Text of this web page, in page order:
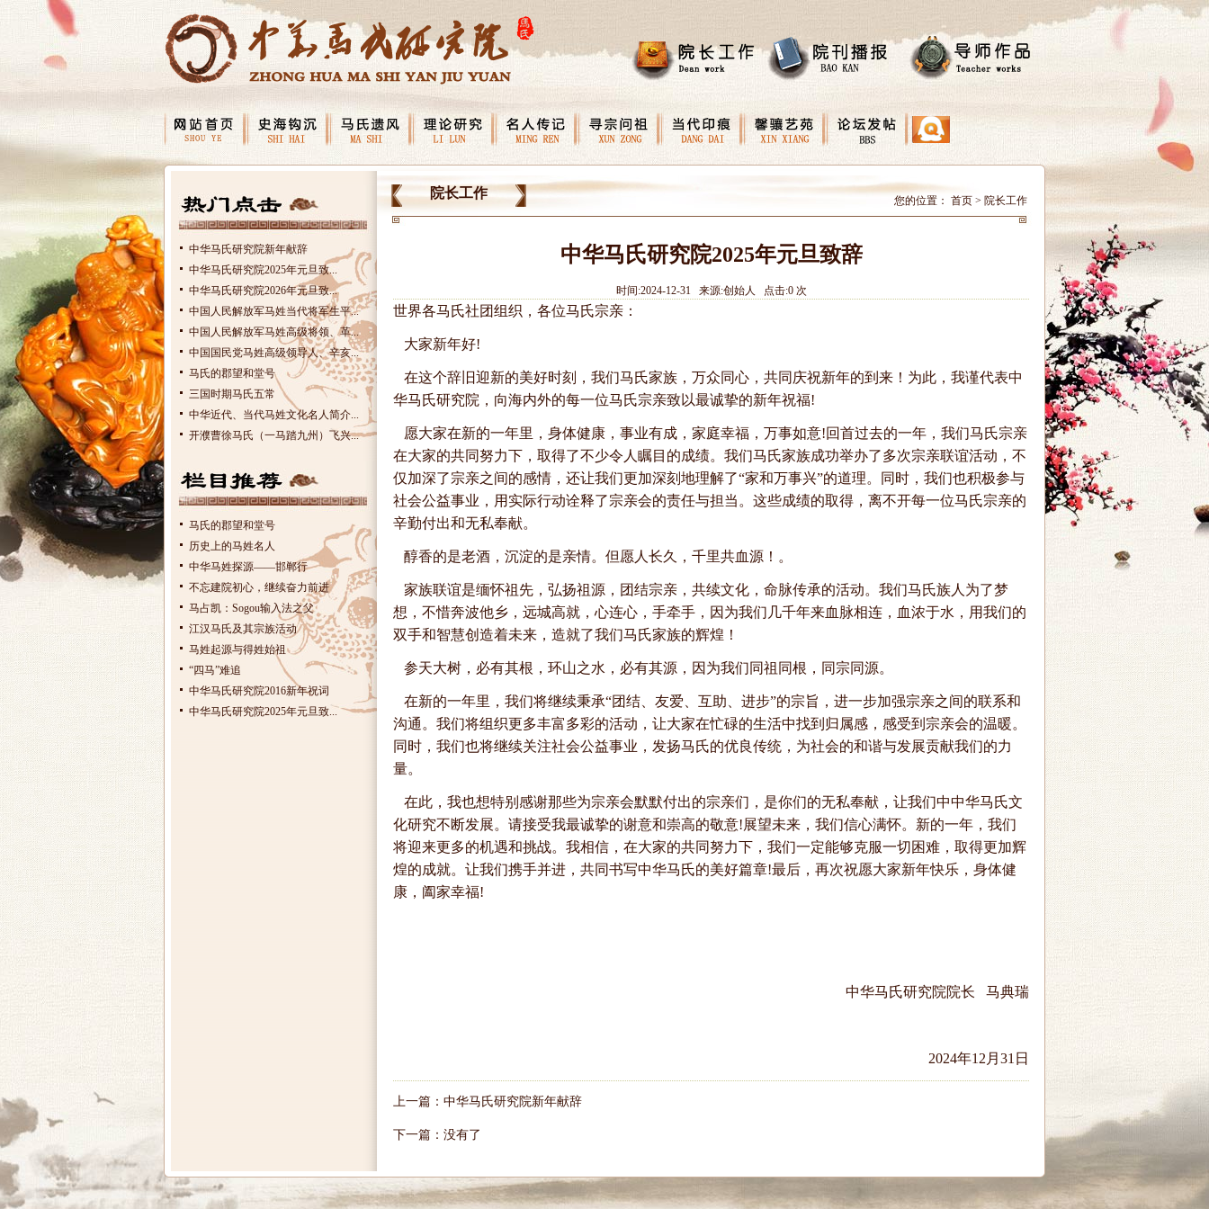
中华马氏研究院新年献辞
中华马氏研究院2025年元旦致...
中华马氏研究院2026年元旦致...
中国人民解放军马姓当代将军生平...
中国人民解放军马姓高级将领、革...
中国国民党马姓高级领导人、辛亥...
马氏的郡望和堂号
三国时期马氏五常
中华近代、当代马姓文化名人简介...
开濮曹徐马氏（一马踏九州）飞兴...
马氏的郡望和堂号
历史上的马姓名人
中华马姓探源——邯郸行
不忘建院初心，继续奋力前进
马占凯：Sogou输入法之父
江汉马氏及其宗族活动
马姓起源与得姓始祖
“四马”难追
中华马氏研究院2016新年祝词
中华马氏研究院2025年元旦致...
院长工作 您的位置： 首页 > 院长工作
中华马氏研究院2025年元旦致辞
时间:2024-12-31 来源:创始人 点击:0次
世界各马氏社团组织，各位马氏宗亲：
大家新年好!
在这个辞旧迎新的美好时刻，我们马氏家族，万众同心，共同庆祝新年的到来！为此，我谨代表中
华马氏研究院，向海内外的每一位马氏宗亲致以最诚挚的新年祝福!
愿大家在新的一年里，身体健康，事业有成，家庭幸福，万事如意!回首过去的一年，我们马氏宗亲
在大家的共同努力下，取得了不少令人瞩目的成绩。我们马氏家族成功举办了多次宗亲联谊活动，不
仅加深了宗亲之间的感情，还让我们更加深刻地理解了“家和万事兴”的道理。同时，我们也积极参与
社会公益事业，用实际行动诠释了宗亲会的责任与担当。这些成绩的取得，离不开每一位马氏宗亲的
辛勤付出和无私奉献。
醇香的是老酒，沉淀的是亲情。但愿人长久，千里共血源！。
家族联谊是缅怀祖先，弘扬祖源，团结宗亲，共续文化，命脉传承的活动。我们马氏族人为了梦
想，不惜奔波他乡，远城高就，心连心，手牵手，因为我们几千年来血脉相连，血浓于水，用我们的
双手和智慧创造着未来，造就了我们马氏家族的辉煌！
参天大树，必有其根，环山之水，必有其源，因为我们同祖同根，同宗同源。
在新的一年里，我们将继续秉承“团结、友爱、互助、进步”的宗旨，进一步加强宗亲之间的联系和
沟通。我们将组织更多丰富多彩的活动，让大家在忙碌的生活中找到归属感，感受到宗亲会的温暖。
同时，我们也将继续关注社会公益事业，发扬马氏的优良传统，为社会的和谐与发展贡献我们的力
量。
在此，我也想特别感谢那些为宗亲会默默付出的宗亲们，是你们的无私奉献，让我们中中华马氏文
化研究不断发展。请接受我最诚挚的谢意和崇高的敬意!展望未来，我们信心满怀。新的一年，我们
将迎来更多的机遇和挑战。我相信，在大家的共同努力下，我们一定能够克服一切困难，取得更加辉
煌的成就。让我们携手并进，共同书写中华马氏的美好篇章!最后，再次祝愿大家新年快乐，身体健
康，阖家幸福!
中华马氏研究院院长 马典瑞
2024年12月31日
上一篇： 中华马氏研究院新年献辞
下一篇：没有了